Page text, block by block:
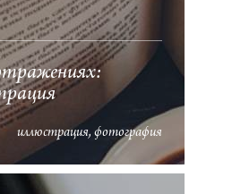
иллюстрация фотография